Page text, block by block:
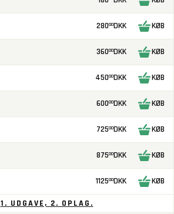
28000DKK KØB
36000DKK KØB
45000DKK KØB
60000DKK KØB
72500DKK KØB
87500DKK KØB
112500DKK KØB
1. UDGAVE, 2. OPLAG.